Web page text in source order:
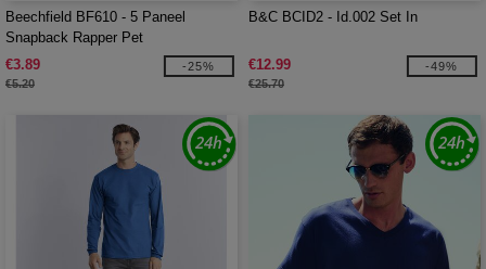
Beechfield BF610 - 5 Paneel
Snapback Rapper Pet
€3.89
€5.20
-25%
B&C BCID2 - Id.002 Set In
€12.99
€25.70
-49%